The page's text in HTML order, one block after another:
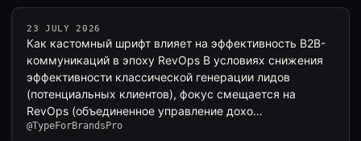
23 JULY 2026
Как кастомный шрифт влияет на эффективность B2B-
коммуникаций в эпоху RevOps В условиях снижения
эффективности классической генерации лидов
(потенциальных клиентов), фокус смещается на
RevOps (объединенное управление дохо…
@TypeForBrandsPro